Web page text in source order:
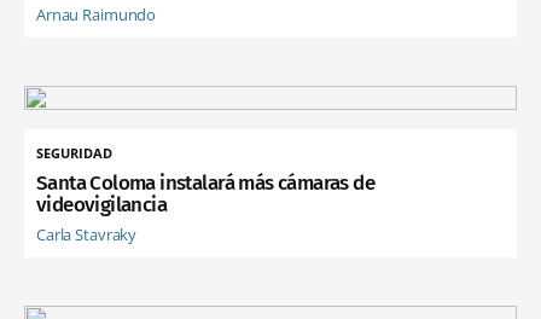
Arnau Raimundo
SEGURIDAD
Santa Coloma instalará más cámaras de
videovigilancia
Carla Stavraky